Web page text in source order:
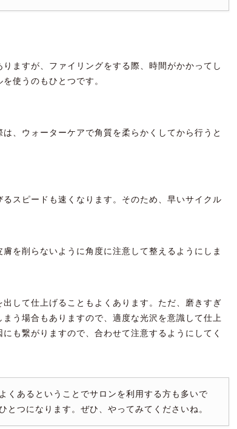
ますが、ファイリングをする際、時間がかかってし
使うのもひとつです。
、ウォーターケアで角質を柔らかくしてから行うと
スピードも速くなります。そのため、早いサイクル
を削らないように角度に注意して整えるようにしま
して仕上げることもよくあります。ただ、磨きすぎ
う場合もありますので、適度な光沢を意識して仕上
も繋がりますので、合わせて注意するようにしてく
くあるということでサロンを利用する方も多いで
つになります。ぜひ、やってみてくださいね。